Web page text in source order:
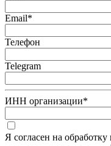
Email*
Телефон
Telegram
ИНН организации*
Я согласен на